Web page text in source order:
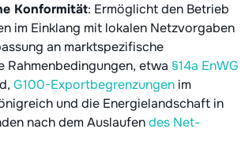
Konformität: Ermöglicht den Betrieb
im Einklang mit lokalen Netzvorgaben
an marktspezifische
Rahmenbedingungen, etwa §14a EnWG
G100-Exportbegrenzungen im
und die Energielandschaft in
nach dem Auslaufendes Net-